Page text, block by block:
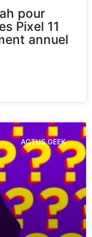
pour
Pixel 11
annuel
ACTUS GEEK